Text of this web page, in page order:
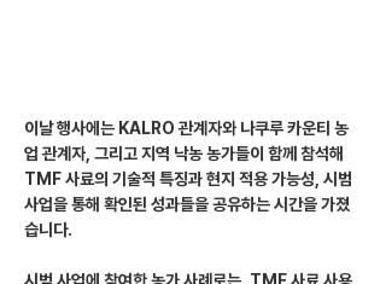
이날 행사에는 KALRO 관계자와 나쿠루 카운티 농
업 관계자, 그리고 지역 낙농 농가들이 함께 참석해
TMF 사료의 기술적 특징과 현지 적용 가능성, 시범
사업을 통해 확인된 성과들을 공유하는 시간을 가졌
습니다.